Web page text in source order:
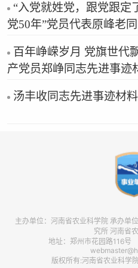
“入党就姓党，跟党跟
党50年”党员代表原峰老
百年峥嵘岁月 党旗世
产党员郑峥同志先进事迹
汤丰收同志先进事迹材料
主办单位：河南省农业科学院 承办单
究所 河南省
地址：郑州市花园路116
版权所有:河南省农业科学